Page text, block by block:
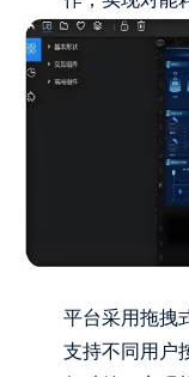
平台采用拖拽
支持不同用户